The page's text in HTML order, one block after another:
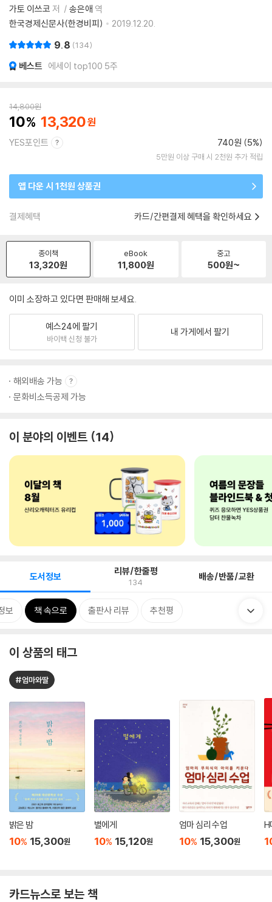
가토 이쓰코 저 송은애 역
한국경제신문사(한경비피)
2019.12.20.
9.8 134
베스트 에세이 top100 5주
14,800원
10 13,320
YES포인트 740원 (5%)
5만원 이상 구매 시 2천원 추가 적립
앱 다운 시 1천원 상품권
결제혜택 카드/간편결제 혜택을 확인하세요
종이책
13,320원
eBook
11,800원
중고
500원~
이미 소장하고 있다면 판매해 보세요.
예스24에 팔기
바이백 신청 불가
내 가게에서 팔기
해외배송 가능
문화비소득공제 가능
이 분야의 이벤트 14
도서정보 리뷰/한줄평
134 배송/반품/교환
보 책 속으로 출판사 리뷰 추천평
이 상품의 태그
#엄마와딸
밝은 밤
10% 15,300원
별에게
10% 15,120원
엄마 심리 수업
10% 15,300원
H
카드뉴스로 보는 책